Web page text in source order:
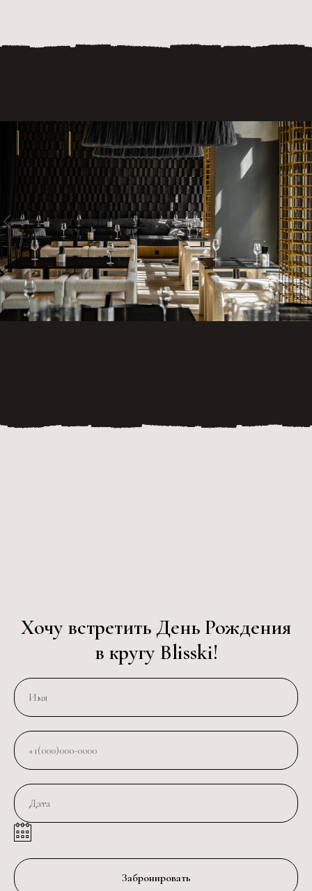
Хочу встретить День Рождения
в кругу Blisski!
Забронировать
Время работы: ежедневно
+7 (495) 323-73-73
Мещанский район
проспект Мира, д. 21 стр.1, 4 этаж